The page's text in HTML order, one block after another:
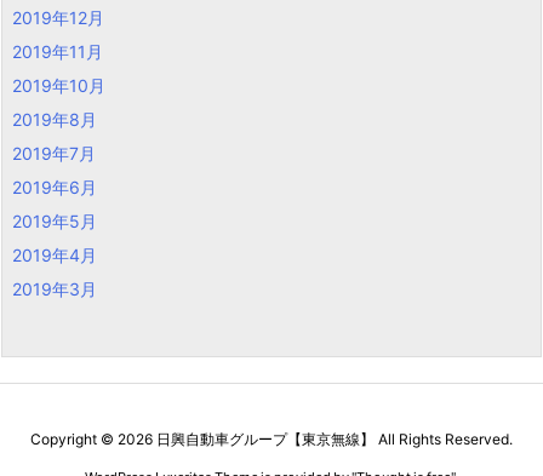
2019年12月
2019年11月
2019年10月
2019年8月
2019年7月
2019年6月
2019年5月
2019年4月
2019年3月
Copyright © 2026 日興自動車グループ【東京無線】 All Rights Reserved.